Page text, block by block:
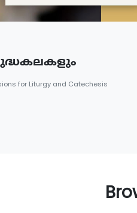
for Liturgy and Catechesis